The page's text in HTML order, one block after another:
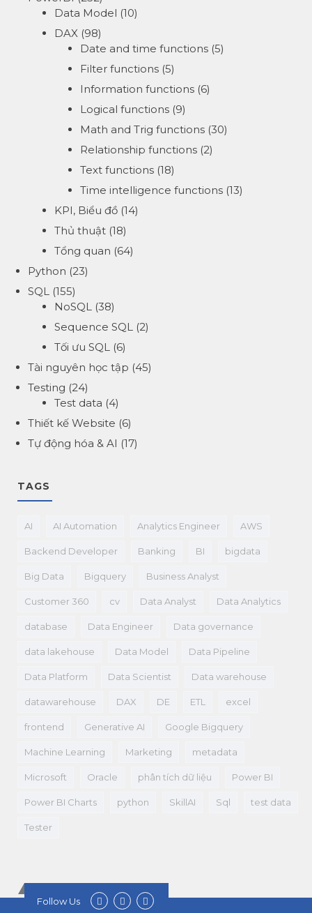
Data Model (10)
DAX(98)
Date and time functions (5)
Filter functions (5)
Information functions (6)
Logical functions (9)
Math and Trig functions (30)
Relationship functions (2)
Text functions (18)
Time intelligence functions (13)
KPI, Biểu đồ(14)
Thủ thuật(18)
Tổng quan (64)
Python (23)
SQL (155)
NoSQL(38)
Sequence SQL(2)
Tối ưu SQL(6)
Tài nguyên học tập (45)
Testing (24)
Test data (4)
Thiết kế Website (6)
Tự động hóa & AI (17)
TAGS
AI AI Automation Analytics Engineer AWS
Backend Developer Banking BI bigdata
Big Data Bigquery Business Analyst
Customer 360 cv Data Analyst Data Analytics
database Data Engineer Data governance
data lakehouse Data Model Data Pipeline
Data Platform Data Scientist Data warehouse
datawarehouse DAX DE ETL excel
frontend Generative AI Google Bigquery
Machine Learning Marketing metadata
Microsoft Oracle phân tích dữ liệu Power BI
Power BI Charts python SkillAI Sql test data
Tester
Follow Us